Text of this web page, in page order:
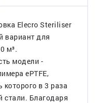
Elecro Steriliser
вариант для
м³.
модели -
ePTFE,
в 3 раза
Благодаря